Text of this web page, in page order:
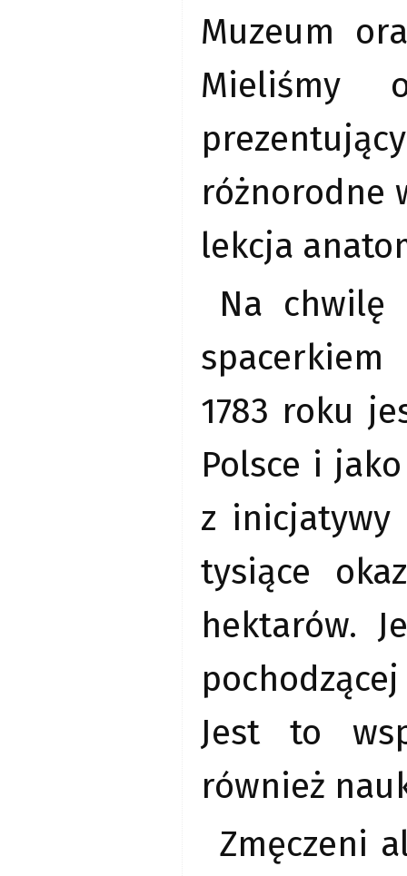
Muzeum
Mieliśmy
różnorodne
lekcja
Na chwilę
spacerkiem
1783 roku
Polsce i
z inicjatywy
tysiące
hektarów.
Jest to
również
Zmęczeni